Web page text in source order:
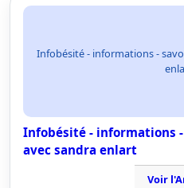
Infobésité - informations -
Infobésité - informations
avec sandra enlart
Voir